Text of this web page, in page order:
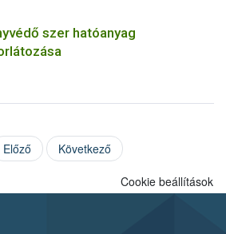
szer hatóanyag
Előző Következő
Cookie beállítások